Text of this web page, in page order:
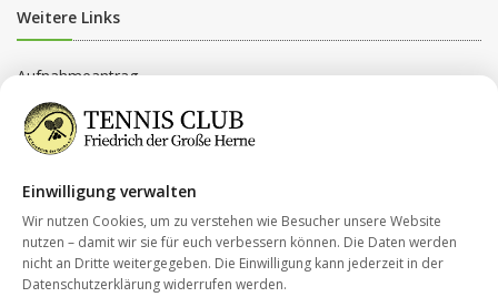
Weitere Links
Aufnahmeantrag
Beitragsordnung
Kontakt
Einwilligung verwalten
Wir nutzen Cookies, um zu verstehen wie Besucher unsere Website
nutzen – damit wir sie für euch verbessern können. Die Daten werden
nicht an Dritte weitergegeben. Die Einwilligung kann jederzeit in der
Datenschutzerklärung widerrufen werden.